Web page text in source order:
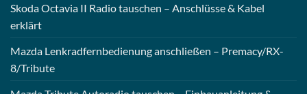
Skoda Octavia II Radio tauschen – Anschlüsse & Kabel
erklärt
Mazda Lenkradfernbedienung anschließen – Premacy/RX-
8/Tribute